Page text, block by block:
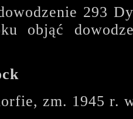
293
objąć
zm. 1945 r.